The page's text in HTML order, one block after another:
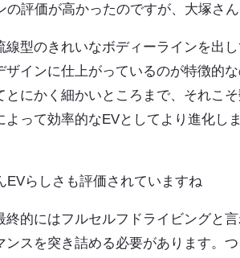
の評価が高かったのですが、大塚さ
線型のきれいなボディーラインを出
ザインに仕上がっているのが特徴的
とにかく細かいところまで、それこ
よって効率的なEVとしてより進化し
EVらしさも評価されていますね
終的にはフルセルフドライビングと
ンスを突き詰める必要があります。